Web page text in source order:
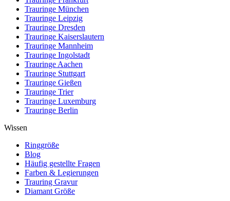
Trauringe München
Trauringe Leipzig
Trauringe Dresden
Trauringe Kaiserslautern
Trauringe Mannheim
Trauringe Ingolstadt
Trauringe Aachen
Trauringe Stuttgart
Trauringe Gießen
Trauringe Trier
Trauringe Luxemburg
Trauringe Berlin
Wissen
Ringgröße
Blog
Häufig gestellte Fragen
Farben & Legierungen
Trauring Gravur
Diamant Größe